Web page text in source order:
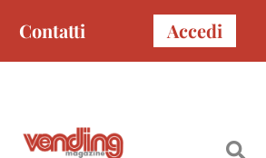
Contatti Accedi